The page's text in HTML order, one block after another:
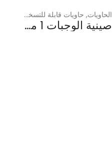
الحاويات, حاويات قابلة للتسخين في الميكروويف
صينية الوجبات 1 مقصورة 1